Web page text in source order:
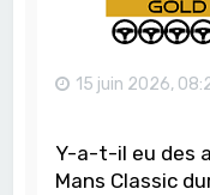
15 juin 2026,
Y-a-t-il eu des
Mans Classic